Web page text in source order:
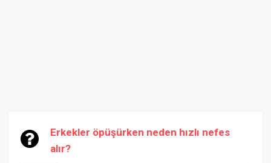
Erkekler öpüşürken neden hızlı nefes
alır?